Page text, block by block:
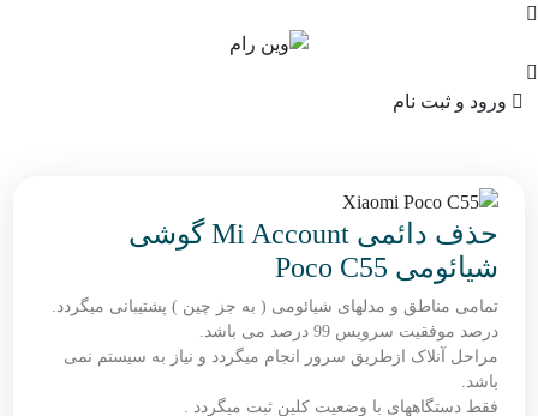
ورود و ثبت نام
حذف دائمی Mi Account گوشی
شیائومی Poco C55
تمامی مناطق و مدلهای شیائومی ( به جز چین ) پشتیبانی میگردد.
درصد موفقیت سرویس 99 درصد می باشد.
مراحل آنلاک ازطریق سرور انجام میگردد و نیاز به سیستم نمی
باشد.
فقط دستگاههای با وضعیت کلین ثبت میگردد .